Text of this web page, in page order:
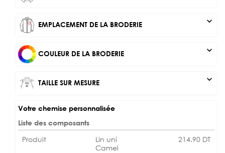
EMPLACEMENT DE LA BRODERIE expand_more
COULEUR DE LA BRODERIE expand_more
TAILLE SUR MESURE expand_more
Votre chemise personnalisée
Liste des composants
Produit
Lin uni
Camel
214.90 DT